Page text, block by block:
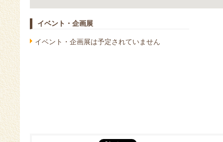
イベント・企画展
イベント・企画展は予定されていません